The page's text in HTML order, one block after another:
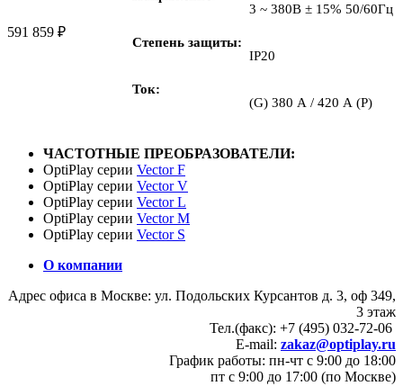
591 859 ₽
3 ~ 380В ± 15% 50/60Гц
Степень защиты
IP20
Ток
(G) 380 А / 420 А (P)
ЧАСТОТНЫЕ ПРЕОБРАЗОВАТЕЛИ:
OptiPlay серии Vector F
OptiPlay серии Vector V
OptiPlay серии Vector L
OptiPlay серии Vector M
OptiPlay серии Vector S
О компании
Адрес офиса в Москве: ул. Подольских Курсантов д. 3, оф 349,
3 этаж
Тел.(факс): +7 (495) 032-72-06
E-mail: zakaz@optiplay.ru
График работы: пн-чт с 9:00 до 18:00
пт с 9:00 до 17:00 (по Москве)